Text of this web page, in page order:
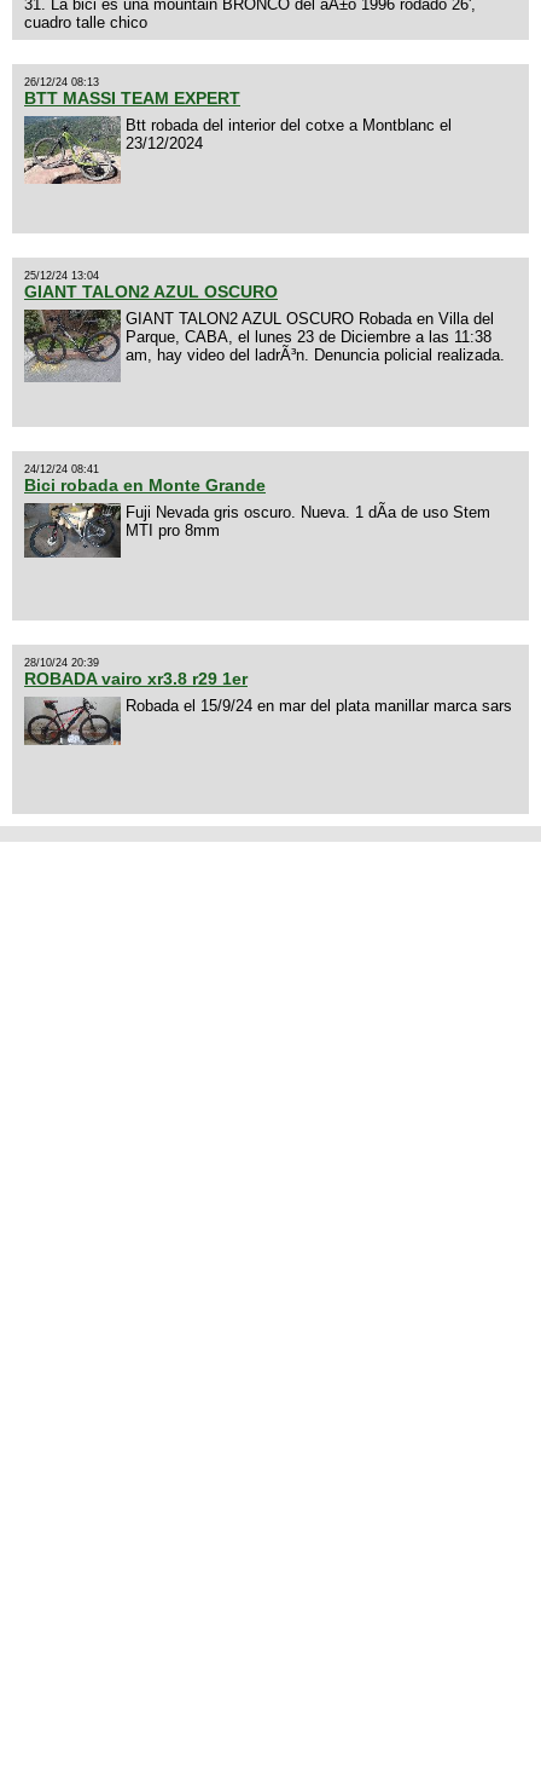
31. La bici es una mountain BRONCO del aÃ±o 1996 rodado 26',
cuadro talle chico
26/12/24 08:13
BTT MASSI TEAM EXPERT
Btt robada del interior del cotxe a Montblanc el
23/12/2024
25/12/24 13:04
GIANT TALON2 AZUL OSCURO
GIANT TALON2 AZUL OSCURO Robada en Villa del
Parque, CABA, el lunes 23 de Diciembre a las 11:38
am, hay video del ladrÃ³n. Denuncia policial realizada.
24/12/24 08:41
Bici robada en Monte Grande
Fuji Nevada gris oscuro. Nueva. 1 dÃ­a de uso Stem
MTI pro 8mm
28/10/24 20:39
ROBADA vairo xr3.8 r29 1er
Robada el 15/9/24 en mar del plata manillar marca sars